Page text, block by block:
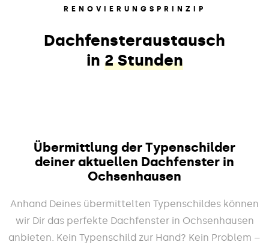
RENOVIERUNGSPRINZIP
Dachfensteraustausch
in 2 Stunden
Übermittlung der Typenschilder
deiner aktuellen Dachfenster in
Ochsenhausen
Anhand Deines übermittelten Typenschildes können
wir Dir das perfekte Dachfenster in Ochsenhausen
anbieten. Kein Typenschild zur Hand? Kein Problem –